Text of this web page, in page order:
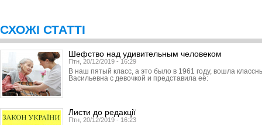
СХОЖІ СТАТТІ
Шефство над удивительным человеком
Птн, 20/12/2019 - 16:29
В наш пятый класс, а это было в 1961 году, вошла
Васильевна с девочкой и представила её:
Листи до редакції
Птн, 20/12/2019 - 16:23